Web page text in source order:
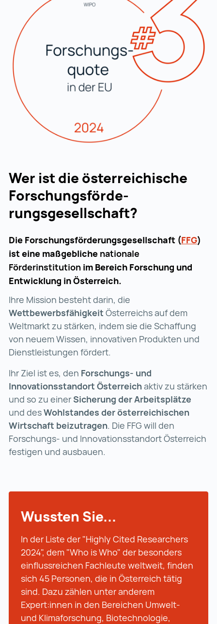
Wer ist die österreichische
Forschungsförde­
rungsgesellschaft?
Die Forschungsförderungsgesellschaft (FFG)
ist eine maßgebliche nationale
Förderinstitution im Bereich Forschung und
Entwicklung in Österreich.
Ihre Mission besteht darin, die
Wettbewerbsfähigkeit Österreichs auf dem
Weltmarkt zu stärken, indem sie die Schaffung
von neuem Wissen, innovativen Produkten und
Dienstleistungen fördert.
Ihr Ziel ist es, den Forschungs- und
Innovationsstandort Österreichaktiv zu stärken
und so zu einerSicherung der Arbeitsplätze
und desWohlstandes der österreichischen
Wirtschaft beizutragen. Die FFG will den
Forschungs- und Innovationsstandort Österreich
festigen und ausbauen.
Wussten Sie...
In der Liste der "Highly Cited Researchers
2024", dem "Who is Who" der besonders
einflussreichen Fachleute weltweit, finden
sich 45 Personen, die in Österreich tätig
sind. Dazu zählen unter anderem
Expert:innen in den Bereichen Umwelt-
und Klimaforschung, Biotechnologie,